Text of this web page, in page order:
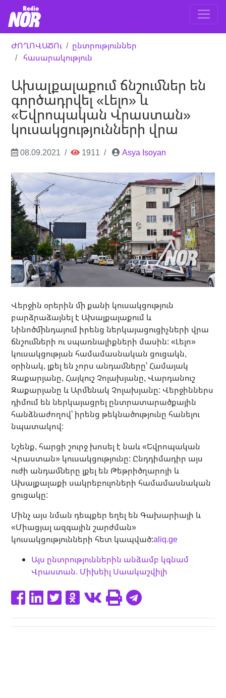
ԺՈՂՈՎԱԾՈւ
ընտրություններ
հասարակություն
Ախալքալաքում ճնշումներ են
գործադրվել «Լելո» և
«Եվրոպական Վրաստան»
կուսակցությունների վրա
08.09.2021 1911 Asya Isoyan
Վերջին օրերին մի քանի կուսակցություն
բարձրաձայնել է Ախալքալաքում և
Նինոծմինդայում իրենց ներկայացուցիչների վրա
ճնշումների ու սպառնալիքների մասին: «Լելո»
կուսակցության համամասնական ցուցակն,
օրինակ, լքել են չորս անդամները՝ Համայակ
Զաքարյանը, Հայկուշ Չոլախյանը, Վարդանուշ
Զաքարյանը և Արմենակ Չոլախյանը: Վերջիններս
դիմում են ներկայացրել ընտրատարածքային
հանձնաժողով՝ իրենց թեկնածությունը հանելու
նպատակով:
Նշենք, հարցի շուրջ խոսել է նաև «Եվրոպական
Վրաստան» կուսակցությունը: Ընդդիմադիր այս
ուժի անդամները լքել են Թեթրիծղարոյի և
Ախալքալաքի սակրեբուլոների համամասնական
ցուցակը:
Մինչ այս նման դեպքեր եղել են Գախարիայի և
«Միացյալ ազգային շարժման»
կուսակցությունների հետ կապված:aliq.ge
Այս ընտրություններին անձամբ կգնամ
Վրաստան. Միխեիլ Սաակաշվիլի